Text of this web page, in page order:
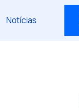
Notícias